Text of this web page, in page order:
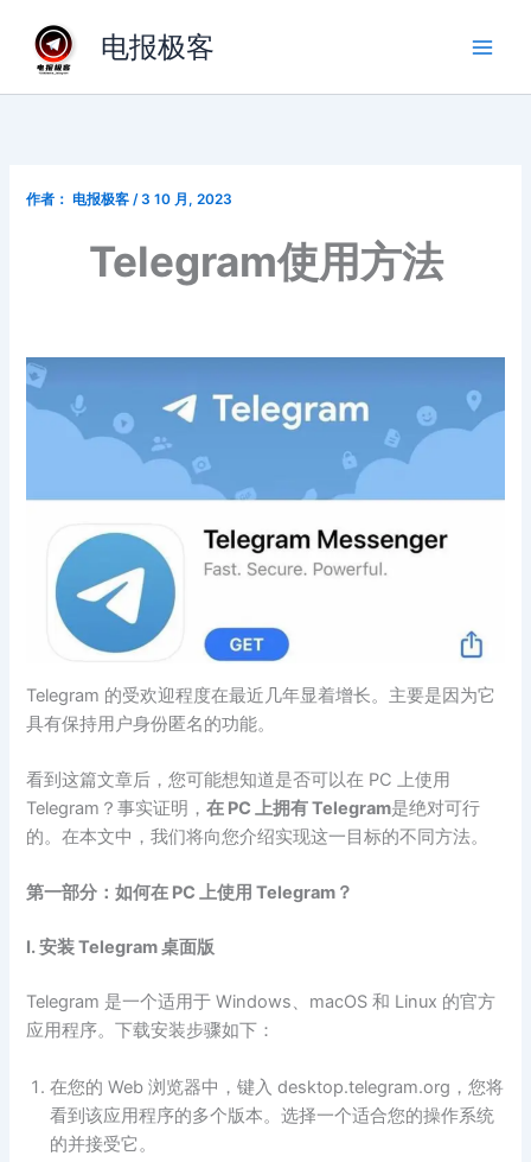
容
电报极客
作者： 电报极客/3 10 月, 2023
Telegram使用方法
Telegram 的受欢迎程度在最近几年显着增长。主要是因为它
具有保持用户身份匿名的功能。
看到这篇文章后，您可能想知道是否可以在 PC 上使用
Telegram？事实证明，在 PC 上拥有 Telegram是绝对可行
的。在本文中，我们将向您介绍实现这一目标的不同方法。
第一部分：如何在 PC 上使用 Telegram？
Ⅰ. 安装 Telegram 桌面版
Telegram 是一个适用于 Windows、macOS 和 Linux 的官方
应用程序。下载安装步骤如下：
在您的 Web 浏览器中，键入 desktop.telegram.org，您将
看到该应用程序的多个版本。选择一个适合您的操作系统
的并接受它。